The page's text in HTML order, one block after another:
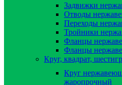
Задвижки
Отводы
Переходы
Тройники
Фланцы
Фланцы
Круг, квадрат,
Круг
жаропрочный